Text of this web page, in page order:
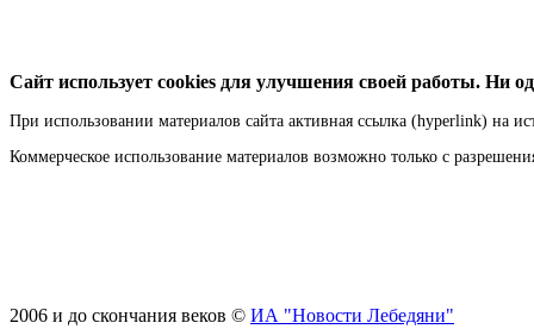
Сайт использует cookies для улучшения своей работы. Ни
При использовании материалов сайта активная ссылка (hyperlink) на
Коммерческое использование материалов возможно только с
2006 и до скончания веков © ИА "Новости Лебедяни"